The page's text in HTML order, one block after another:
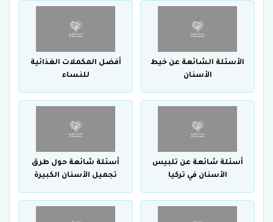
الأسئلة الشائعة عن خيط
الأسنان
أفضل المكملات الغذائية
للنساء
أسئلة شائعة عن تلبيس
الأسنان في تركيا
أسئلة شائعة حول طرق
تجميل الأسنان الكبيرة